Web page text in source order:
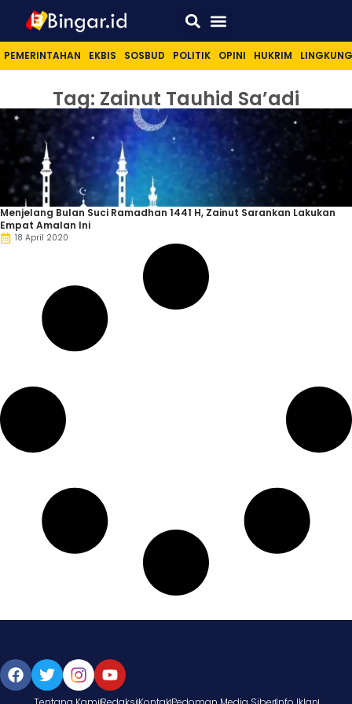
PEMERINTAHAN EKBIS SOSBUD POLITIK OPINI HUKRIM
Tag: Zainut Tauhid Sa’adi
Menjelang Bulan Suci Ramadhan 1441 H, Zainut Sarankan Lakukan
Empat Amalan Ini
18 April 2020